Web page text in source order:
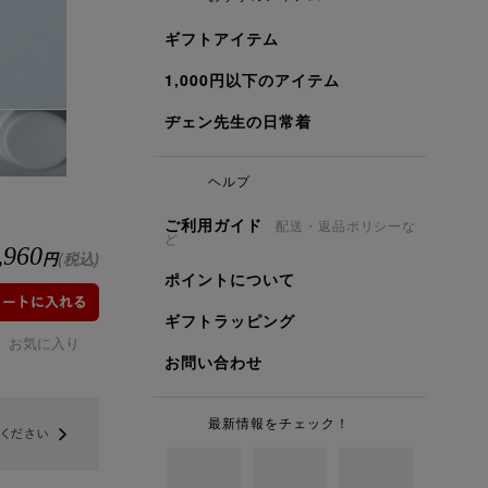
ギフトアイテム
1,000円以下のアイテム
ヂェン先生の日常着
ヘルプ
ご利用ガイド 配送・返品ポリシーな
ど
ポイントについて
ギフトラッピング
お問い合わせ
最新情報をチェック！
円(税込)
お気に入り